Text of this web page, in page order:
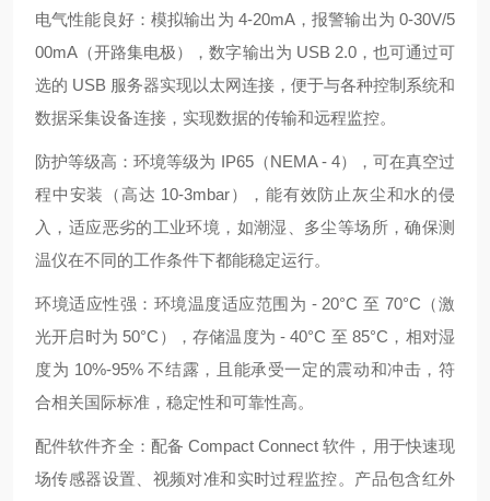
电气性能良好：模拟输出为 4-20mA，报警输出为 0-30V/5
00mA（开路集电极），数字输出为 USB 2.0，也可通过可
选的 USB 服务器实现以太网连接，便于与各种控制系统和
数据采集设备连接，实现数据的传输和远程监控。
防护等级高：环境等级为 IP65（NEMA - 4），可在真空过
程中安装（高达 10-3mbar），能有效防止灰尘和水的侵
入，适应恶劣的工业环境，如潮湿、多尘等场所，确保测
温仪在不同的工作条件下都能稳定运行。
环境适应性强：环境温度适应范围为 - 20°C 至 70°C（激
光开启时为 50°C），存储温度为 - 40°C 至 85°C，相对湿
度为 10%-95% 不结露，且能承受一定的震动和冲击，符
合相关国际标准，稳定性和可靠性高。
配件软件齐全：配备 Compact Connect 软件，用于快速现
场传感器设置、视频对准和实时过程监控。产品包含红外